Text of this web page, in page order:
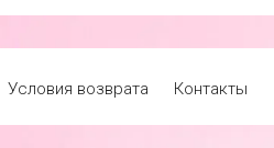
Условия возврата Контакты